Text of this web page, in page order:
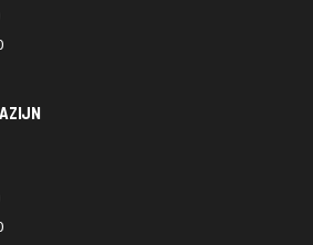
denkt graag met je mee!
net zo veilig als
we ervoor dat een gebruikte stelling